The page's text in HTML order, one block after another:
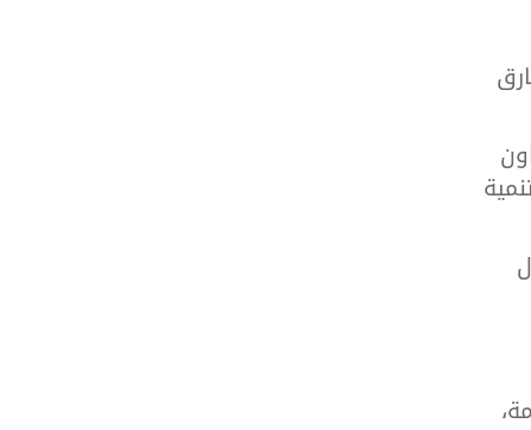
عام 2015 لأهداف التنمية